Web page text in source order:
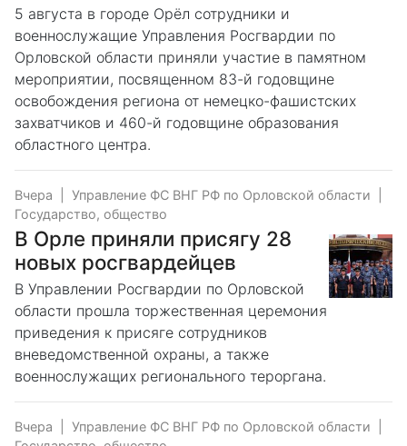
5 августа в городе Орёл сотрудники и
военнослужащие Управления Росгвардии по
Орловской области приняли участие в памятном
мероприятии, посвященном 83-й годовщине
освобождения региона от немецко-фашистских
захватчиков и 460-й годовщине образования
областного центра.
Вчера Управление ФС ВНГ РФ по Орловской области
Государство, общество
В Орле приняли присягу 28
новых росгвардейцев
В Управлении Росгвардии по Орловской
области прошла торжественная церемония
приведения к присяге сотрудников
вневедомственной охраны, а также
военнослужащих регионального тероргана.
Вчера Управление ФС ВНГ РФ по Орловской области